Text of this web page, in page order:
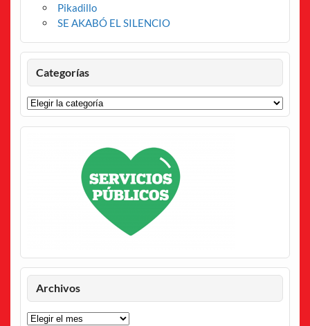
Pikadillo
SE AKABÓ EL SILENCIO
Categorías
Categorías
Archivos
Archivos